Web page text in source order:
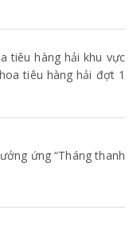
tiêu hàng hải khu vực
tiêu hàng hải đợt 1
ứng “Tháng thanh